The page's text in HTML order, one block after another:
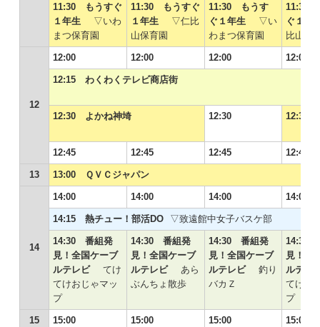
11:30 もうすぐ
１年生
▽いわ
まつ保育園
11:30 もうすぐ
１年生
▽仁比
山保育園
11:30 もうす
ぐ１年生
▽い
わまつ保育園
11:30
ぐ１
比山保
12
12:00 12:00 12:00 12:00
12:15 わくわくテレビ商店街
12:30 よかね神埼 12:30 12:30
12:45 12:45 12:45 12:45
13 13:00 ＱＶＣジャパン
14
14:00 14:00 14:00 14:00
14:15 熱チュー！部活DO ▽致遠館中女子バスケ部
14:30 番組発
見！全国ケーブ
ルテレビ
てけ
てけおじゃマッ
プ
14:30 番組発
見！全国ケーブ
ルテレビ
あら
ぶんちょ散歩
14:30 番組発
見！全国ケーブ
ルテレビ
釣り
バカＺ
14:30
見！全
ルテ
てけお
プ
15 15:00 15:00 15:00 15:00